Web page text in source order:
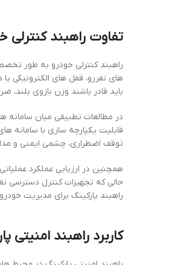
تفاوت راهبند کنترلی
راهبند کنترلی خودرو به طور
های نفررو، قفل های الکترونیکی
باید قادر باشند وزن بازوی بلند،
در مطالعات تطبیقی میان
قابلیت یکپارچه سازی با سامانه
توقف اضطراری، چشمی ایمنی و
همچنین در ارزیابی عملکرد
حالی که تجهیزات کنترل دسترسی
راهبند پارکینگ برای مدیریت
کاربرد راهبند امنیتی